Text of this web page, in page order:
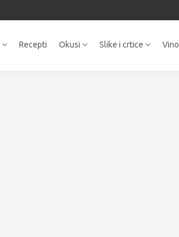
Recepti Okusi Slike i crtice Vino